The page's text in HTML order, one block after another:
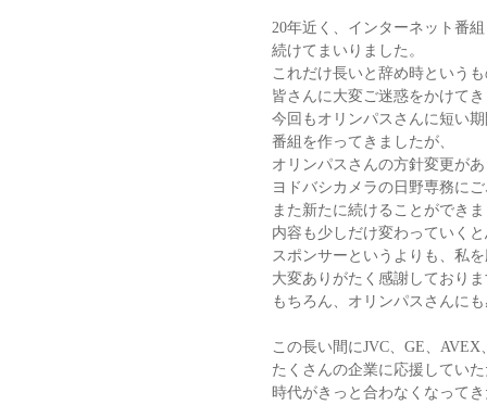
20年近く、インターネット番
続けてまいりました。
これだけ長いと辞め時という
皆さんに大変ご迷惑をかけて
今回もオリンパスさんに短い
番組を作ってきましたが、
オリンパスさんの方針変更が
ヨドバシカメラの日野専務に
また新たに続けることができ
内容も少しだけ変わっていく
スポンサーというよりも、私
大変ありがたく感謝しており
もちろん、オリンパスさんに
この長い間にJVC、GE、AVEX
たくさんの企業に応援してい
時代がきっと合わなくなって